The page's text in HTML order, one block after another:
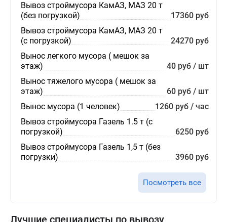
Вывоз строймусора КамАЗ, МАЗ 20 т
(без погрузкой)
17360 руб
Вывоз строймусора КамАЗ, МАЗ 20 т
(с погрузкой)
24270 руб
Вынос легкого мусора ( мешок за
этаж)
40 руб / шт
Вынос тяжелого мусора ( мешок за
этаж)
60 руб / шт
Вынос мусора (1 человек)
1260 руб / час
Вывоз строймусора Газель 1.5 т (с
погрузкой)
6250 руб
Вывоз строймусора Газель 1,5 т (без
погрузки)
3960 руб
Посмотреть все
Лучшие специалисты по вывозу